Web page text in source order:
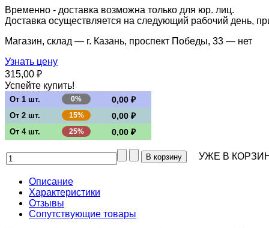
Временно - доставка возможна только для юр. лиц.
Доставка осуществляется на следующий рабочий день,
Магазин, склад — г. Казань, проспект Победы, 33 — нет
Узнать цену
315,00 ₽
Успейте купить!
От 1 шт. 0% 0,00 ₽
От 2 шт. 15% 0,00 ₽
От 4 шт. 25% 0,00 ₽
УЖЕ В
Описание
Характеристики
Отзывы
Сопутствующие товары